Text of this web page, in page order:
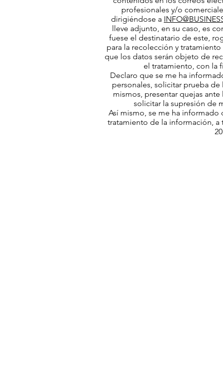
profesionales y/o
dirigiéndose a
lleve adjunto, en su caso, es
fuese el destinatario de este,
para la recolección y
que los datos serán objeto de
el tratamiento, con la
Declaro que se me ha
personales, solicitar prueba
mismos, presentar quejas
solicitar la supresión de
Así mismo, se me ha informado
tratamiento de la información, a